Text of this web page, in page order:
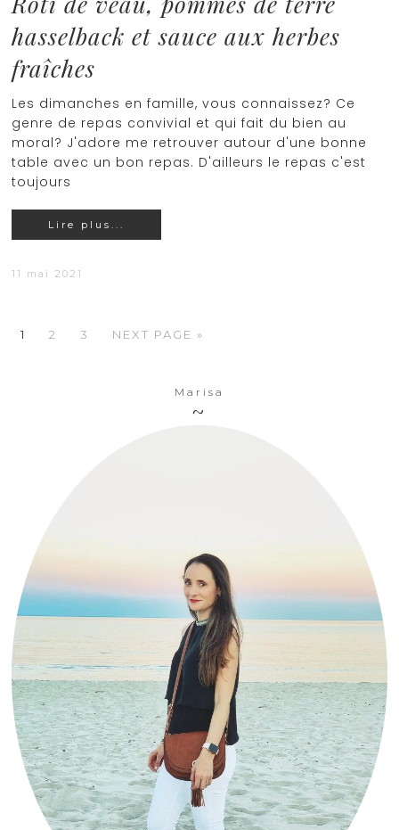
hasselback et sauce aux herbes
fraîches
Les dimanches en famille, vous connaissez? Ce
genre de repas convivial et qui fait du bien au
moral? J'adore me retrouver autour d'une bonne
table avec un bon repas. D'ailleurs le repas c'est
toujours
Lire plus...
11 mai 2021
1 2 3 NEXT PAGE »
Marisa